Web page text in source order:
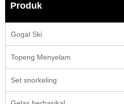
Produk
Gogal Ski
Topeng Menyelam
Set snorkeling